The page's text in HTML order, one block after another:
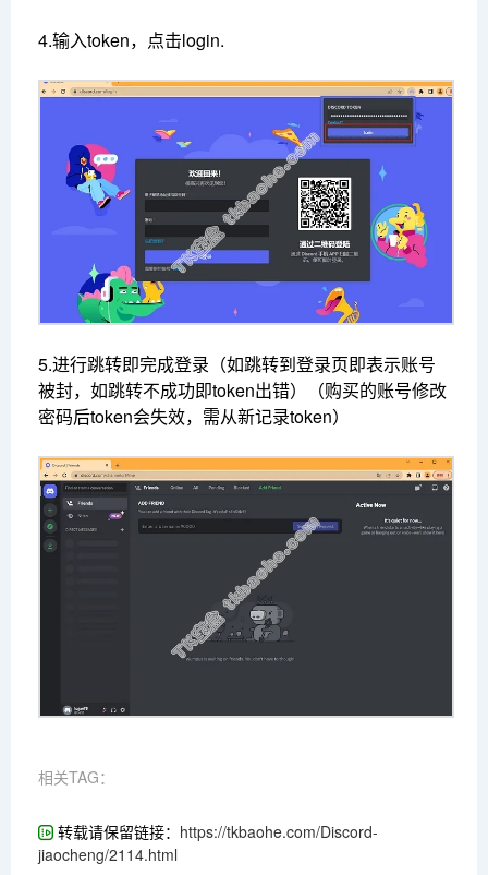
4.输入token，点击login.
5.进行跳转即完成登录（如跳转到登录页即表示账号
被封，如跳转不成功即token出错）（购买的账号修改
密码后token会失效，需从新记录token）
相关TAG：
转载请保留链接： https://tkbaohe.com/Discord-
jiaocheng/2114.html